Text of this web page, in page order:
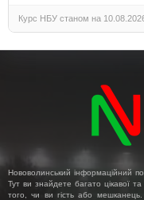
Курс НБУ станом на
Нововолинський інформаційний
Тут ви знайдете багато цікавої
того, чи ви гість або мешканець.